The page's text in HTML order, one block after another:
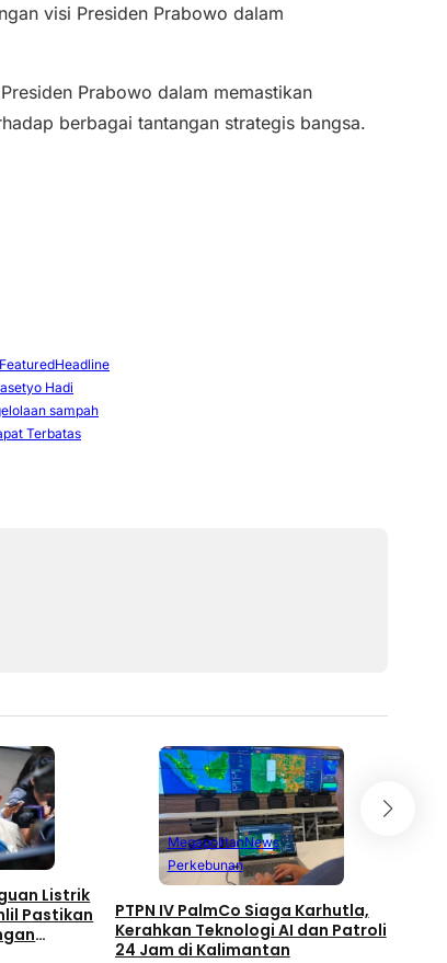
visi Presiden Prabowo dalam
Prabowo dalam memastikan
berbagai tantangan strategis bangsa.
FeaturedHeadline
Hadi
sampah
Terbatas
Listrik
Pastikan
MegapolitanNews
Perkebunan
PTPN IV PalmCo Siaga Karhutla,
Kerahkan Teknologi AI dan Patroli
24 Jam di Kalimantan